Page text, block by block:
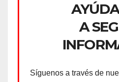
A
Síguenos a través de